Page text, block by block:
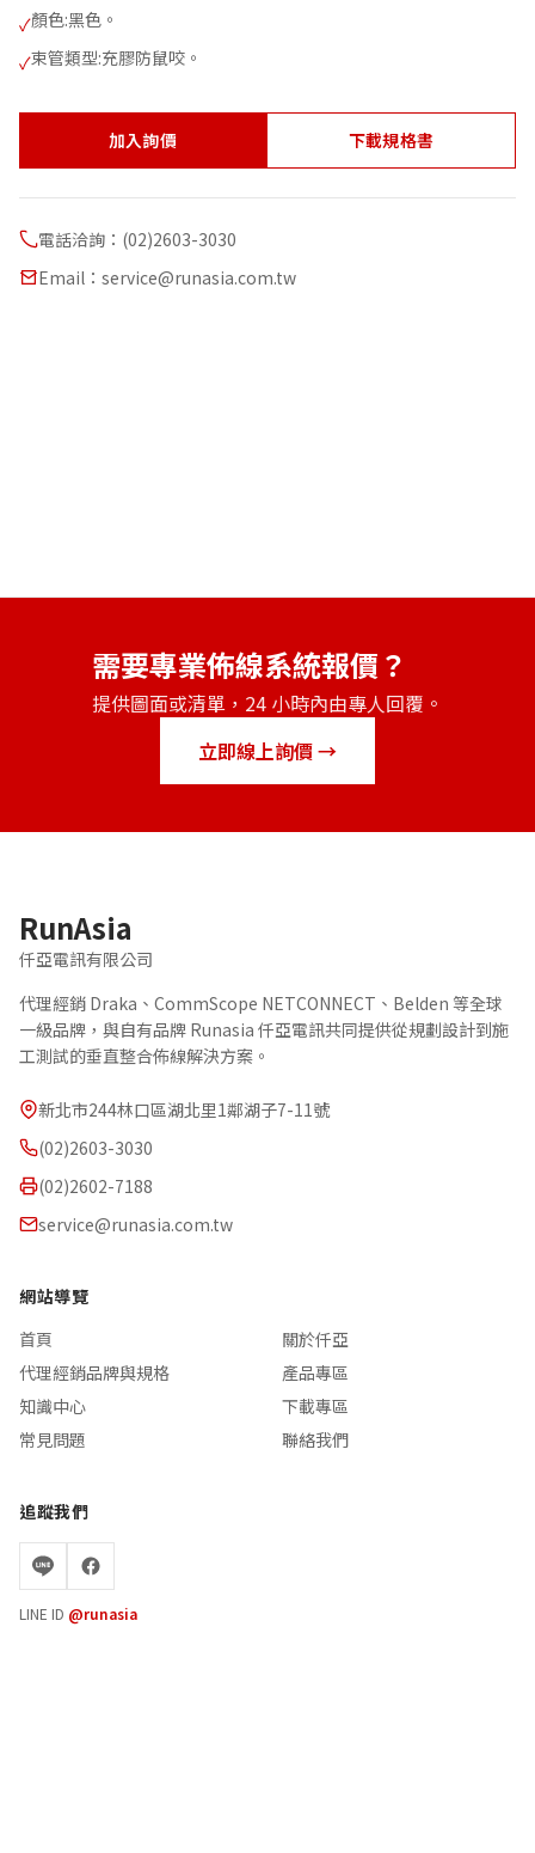
✓顏色:黑色。
✓束管類型:充膠防鼠咬。
加入詢價 下載規格書
電話洽詢：(02)2603-3030
Email：service@runasia.com.tw
需要專業佈線系統報價？
提供圖面或清單，24 小時內由專人回覆。
立即線上詢價 →
RunAsia
仟亞電訊有限公司
代理經銷 Draka、CommScope NETCONNECT、Belden 等全球
一級品牌，與自有品牌 Runasia 仟亞電訊共同提供從規劃設計到施
工測試的垂直整合佈線解決方案。
新北市244林口區湖北里1鄰湖子7-11號
(02)2603-3030
(02)2602-7188
service@runasia.com.tw
網站導覽
首頁
關於仟亞
代理經銷品牌與規格
產品專區
知識中心
下載專區
常見問題
聯絡我們
追蹤我們
LINE ID @runasia